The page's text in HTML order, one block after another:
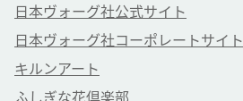
日本ヴォーグ社公式サイト
日本ヴォーグ社コーポレートサイト
キルンアート